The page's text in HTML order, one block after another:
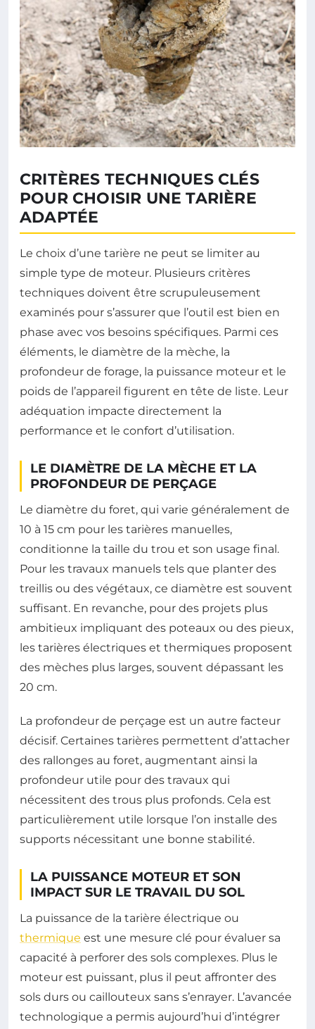
CRITÈRES TECHNIQUES CLÉS
POUR CHOISIR UNE TARIÈRE
ADAPTÉE
Le choix d’une tarière ne peut se limiter au
simple type de moteur. Plusieurs critères
techniques doivent être scrupuleusement
examinés pour s’assurer que l’outil est bien en
phase avec vos besoins spécifiques. Parmi ces
éléments, le diamètre de la mèche, la
profondeur de forage, la puissance moteur et le
poids de l’appareil figurent en tête de liste. Leur
adéquation impacte directement la
performance et le confort d’utilisation.
LE DIAMÈTRE DE LA MÈCHE ET LA
PROFONDEUR DE PERÇAGE
Le diamètre du foret, qui varie généralement de
10 à 15 cm pour les tarières manuelles,
conditionne la taille du trou et son usage final.
Pour les travaux manuels tels que planter des
treillis ou des végétaux, ce diamètre est souvent
suffisant. En revanche, pour des projets plus
ambitieux impliquant des poteaux ou des pieux,
les tarières électriques et thermiques proposent
des mèches plus larges, souvent dépassant les
20 cm.
La profondeur de perçage est un autre facteur
décisif. Certaines tarières permettent d’attacher
des rallonges au foret, augmentant ainsi la
profondeur utile pour des travaux qui
nécessitent des trous plus profonds. Cela est
particulièrement utile lorsque l’on installe des
supports nécessitant une bonne stabilité.
LA PUISSANCE MOTEUR ET SON
IMPACT SUR LE TRAVAIL DU SOL
La puissance de la tarière électrique ou
thermique est une mesure clé pour évaluer sa
capacité à perforer des sols complexes. Plus le
moteur est puissant, plus il peut affronter des
sols durs ou caillouteux sans s’enrayer. L’avancée
technologique a permis aujourd’hui d’intégrer